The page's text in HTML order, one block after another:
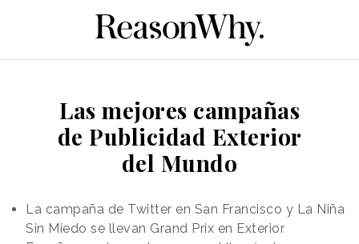
Las mejores campañas
de Publicidad Exterior
del Mundo
La campaña de Twitter en San Francisco y La Niña
Sin Miedo se llevan Grand Prix en Exterior